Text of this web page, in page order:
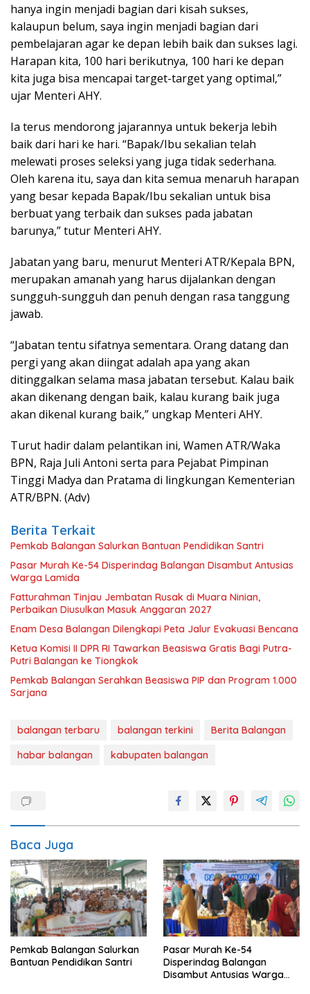
hanya ingin menjadi bagian dari kisah sukses,
kalaupun belum, saya ingin menjadi bagian dari
pembelajaran agar ke depan lebih baik dan sukses lagi.
Harapan kita, 100 hari berikutnya, 100 hari ke depan
kita juga bisa mencapai target-target yang optimal,”
ujar Menteri AHY.
Ia terus mendorong jajarannya untuk bekerja lebih
baik dari hari ke hari. “Bapak/Ibu sekalian telah
melewati proses seleksi yang juga tidak sederhana.
Oleh karena itu, saya dan kita semua menaruh harapan
yang besar kepada Bapak/Ibu sekalian untuk bisa
berbuat yang terbaik dan sukses pada jabatan
barunya,” tutur Menteri AHY.
Jabatan yang baru, menurut Menteri ATR/Kepala BPN,
merupakan amanah yang harus dijalankan dengan
sungguh-sungguh dan penuh dengan rasa tanggung
jawab.
“Jabatan tentu sifatnya sementara. Orang datang dan
pergi yang akan diingat adalah apa yang akan
ditinggalkan selama masa jabatan tersebut. Kalau baik
akan dikenang dengan baik, kalau kurang baik juga
akan dikenal kurang baik,” ungkap Menteri AHY.
Turut hadir dalam pelantikan ini, Wamen ATR/Waka
BPN, Raja Juli Antoni serta para Pejabat Pimpinan
Tinggi Madya dan Pratama di lingkungan Kementerian
ATR/BPN. (Adv)
Berita Terkait
Pemkab Balangan Salurkan Bantuan Pendidikan Santri
Pasar Murah Ke-54 Disperindag Balangan Disambut Antusias
Warga Lamida
Fatturahman Tinjau Jembatan Rusak di Muara Ninian,
Perbaikan Diusulkan Masuk Anggaran 2027
Enam Desa Balangan Dilengkapi Peta Jalur Evakuasi Bencana
Ketua Komisi II DPR RI Tawarkan Beasiswa Gratis Bagi Putra-
Putri Balangan ke Tiongkok
Pemkab Balangan Serahkan Beasiswa PIP dan Program 1.000
Sarjana
balangan terbaru balangan terkini
Berita Balangan
habar balangan
kabupaten balangan
Baca Juga
Pemkab Balangan Salurkan
Bantuan Pendidikan Santri
Pasar Murah Ke-54
Disperindag Balangan
Disambut Antusias Warga